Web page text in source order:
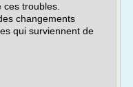
troubles.
changements
qui surviennent de